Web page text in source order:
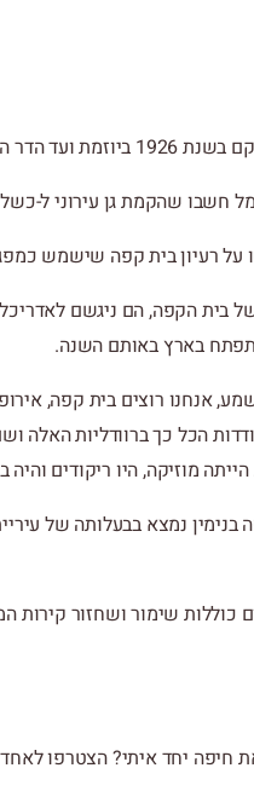
ועד הדר הכרמל.
חשבו שהקמת גן עירוני ל-
על רעיון בית קפה שישמש
בית הקפה, הם ניגשם
בארץ באותם השנה.
אנחנו רוצים בית קפה,
הכל כך ברוודליות האלה
מוזיקה, היו ריקודים והיה
כוללות שימור ושחזור קירות
חיפה יחד איתי? הצטרפו